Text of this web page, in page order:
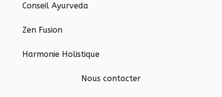
Conseil Ayurveda
Zen Fusion
Harmonie Holistique
Nous contacter